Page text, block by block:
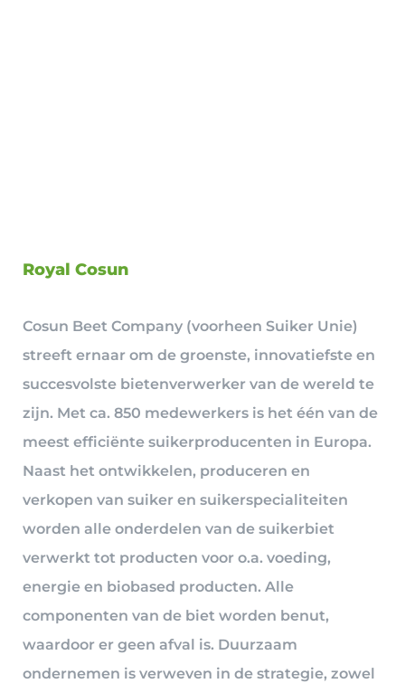
Royal Cosun
Cosun Beet Company (voorheen Suiker Unie)
streeft ernaar om de groenste, innovatiefste en
succesvolste bietenverwerker van de wereld te
zijn. Met ca. 850 medewerkers is het één van de
meest efficiënte suikerproducenten in Europa.
Naast het ontwikkelen, produceren en
verkopen van suiker en suikerspecialiteiten
worden alle onderdelen van de suikerbiet
verwerkt tot producten voor o.a. voeding,
energie en biobased producten. Alle
componenten van de biet worden benut,
waardoor er geen afval is. Duurzaam
ondernemen is verweven in de strategie, zowel